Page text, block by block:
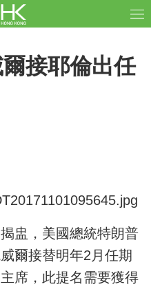
接耶倫出任
盅，美國總統特朗普
爾接替明年2月任期
席，此提名需要獲得